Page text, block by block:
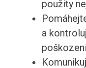
použity
a